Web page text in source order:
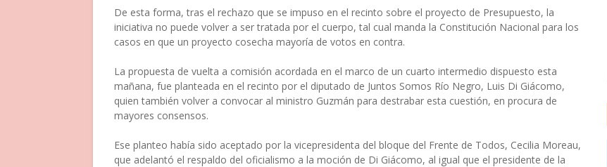
De esta forma, tras el rechazo que se impuso en el recinto sobre el proyecto de Presupuesto, la
iniciativa no puede volver a ser tratada por el cuerpo, tal cual manda la Constitución Nacional para los
casos en que un proyecto cosecha mayoría de votos en contra.
La propuesta de vuelta a comisión acordada en el marco de un cuarto intermedio dispuesto esta
mañana, fue planteada en el recinto por el diputado de Juntos Somos Río Negro, Luis Di Giácomo,
quien también volver a convocar al ministro Guzmán para destrabar esta cuestión, en procura de
mayores consensos.
Ese planteo había sido aceptado por la vicepresidenta del bloque del Frente de Todos, Cecilia Moreau,
que adelantó el respaldo del oficialismo a la moción de Di Giácomo, al igual que el presidente de la